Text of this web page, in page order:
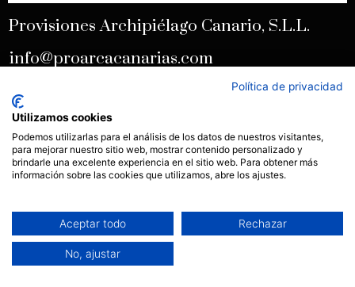
Provisiones Archipiélago Canario, S.L.L.
info@proarcacanarias.com
+34928934122
Política de privacidad
Utilizamos cookies
Podemos utilizarlas para el análisis de los datos de nuestros visitantes,
para mejorar nuestro sitio web, mostrar contenido personalizado y
brindarle una excelente experiencia en el sitio web. Para obtener más
información sobre las cookies que utilizamos, abre los ajustes.
Aceptar todo Rechazar
No, ajustar